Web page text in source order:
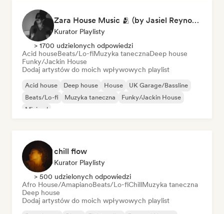
Zara House Music 🫂 (by Jasiel Reynoso)
Kurator Playlisty
> 1700 udzielonych odpowiedzi
Acid houseBeats/Lo-fiMuzyka tanecznaDeep house
Funky/Jackin House
Dodaj artystów do moich wpływowych playlist
Acid house Deep house House
UK Garage/Bassline
Beats/Lo-fi
Muzyka taneczna
Funky/Jackin House
Minimal
chill flow
Kurator Playlisty
> 500 udzielonych odpowiedzi
Afro House/AmapianoBeats/Lo-fiChillMuzyka taneczna
Deep house
Dodaj artystów do moich wpływowych playlist